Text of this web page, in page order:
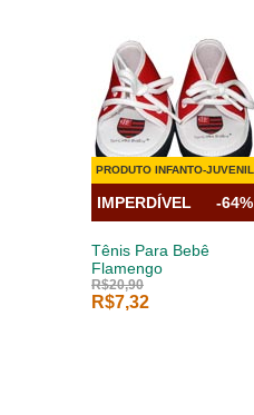
Tênis Para Bebê
Flamengo
R$20,90
R$7,32
IMPERDÍVEL -64%
PRODUTO INFANTO-JUVENIL